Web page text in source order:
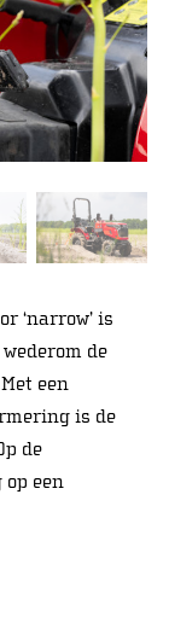
‘narrow’ is
de
een
is de
de
een